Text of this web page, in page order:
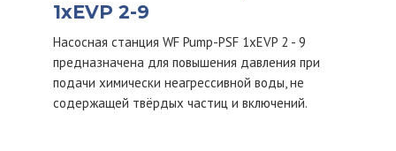
1хEVP 2-9
Насосная станция WF Pump-PSF 1хEVP 2 - 9
предназначена для повышения давления при
подачи химически неагрессивной воды, не
содержащей твёрдых частиц и включений.